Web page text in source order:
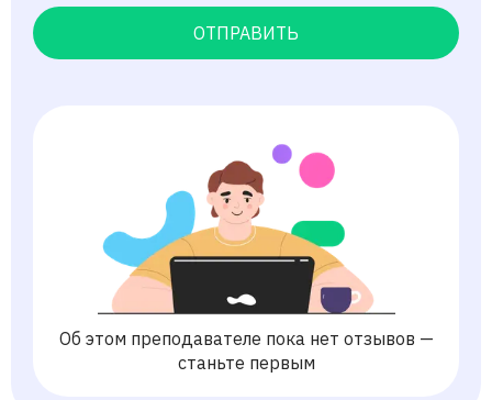
ОТПРАВИТЬ
Об этом преподавателе пока нет отзывов —
станьте первым